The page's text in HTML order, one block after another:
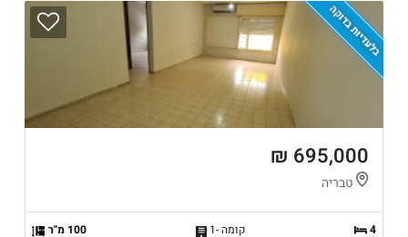
בלעדיות בדוקה
695,000 ₪
טבריה
4 קומה -1 100 מ"ר